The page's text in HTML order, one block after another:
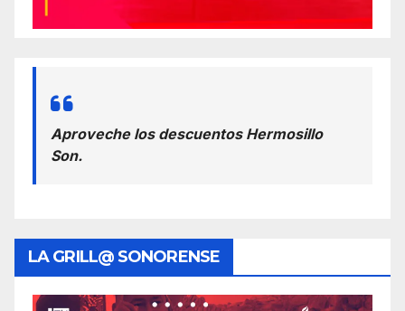
Aproveche los descuentos Hermosillo
Son.
LA GRILL@ SONORENSE